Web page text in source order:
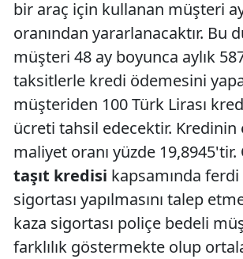
bir araç için kullanan müşteri
oranından yararlanacaktır. Bu
müşteri 48 ay boyunca aylık
taksitlerle kredi ödemesini
müşteriden 100 Türk Lirası
ücreti tahsil edecektir. Kredinin
maliyet oranı yüzde 19,8945'tir.
taşıt kredisi kapsamında ferdi
sigortası yapılmasını talep
kaza sigortası poliçe bedeli
farklılık göstermekte olup